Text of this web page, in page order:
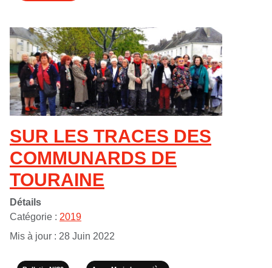
SUR LES TRACES DES
COMMUNARDS DE
TOURAINE
Détails
Catégorie : 2019
Mis à jour : 28 Juin 2022